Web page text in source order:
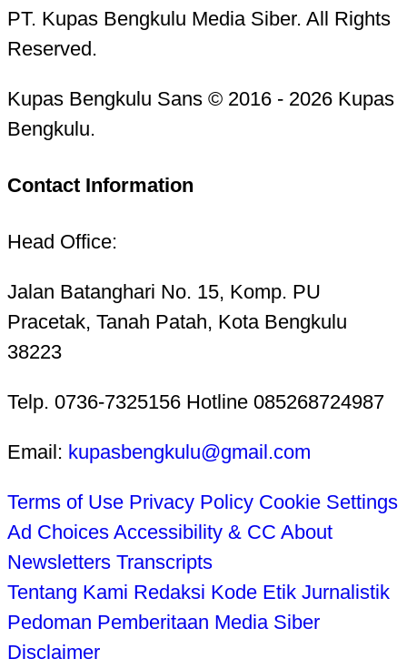
PT. Kupas Bengkulu Media Siber. All Rights
Reserved.
Kupas Bengkulu Sans © 2016 - 2026 Kupas
Bengkulu.
Contact Information
Head Office:
Jalan Batanghari No. 15, Komp. PU
Pracetak, Tanah Patah, Kota Bengkulu
38223
Telp. 0736-7325156 Hotline 085268724987
Email: kupasbengkulu@gmail.com
Terms of Use Privacy Policy Cookie Settings
Ad Choices Accessibility & CC About
Newsletters Transcripts
Tentang Kami Redaksi Kode Etik Jurnalistik
Pedoman Pemberitaan Media Siber
Disclaimer